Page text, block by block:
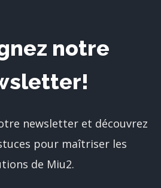
notre
newsletter et découvrez
pour maîtriser les
de Miu2.